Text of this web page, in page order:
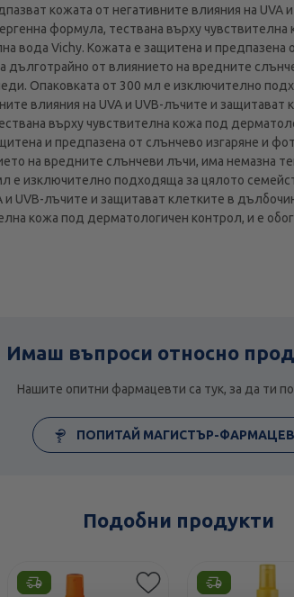
кожата от негативните влияния на
формула, тествана върху
вода Vichy. Кожата е защитена и
от влиянието на вредните
Опаковката от 300 мл е изключително
влияния на UVA и UVB-лъчите и
върху чувствителна кожа под
и предпазена от слънчево изгаряне и
на вредните слънчеви лъчи, има немазна
е изключително подходяща за цялото
и UVB-лъчите и защитават клетките в
кожа под дерматологичен контрол, и е
Имаш въпроси относно
Нашите опитни фармацевти са тук, за да ти
ПОПИТАЙ МАГИСТЪР-
Подобни продукти
Етикети Етикети